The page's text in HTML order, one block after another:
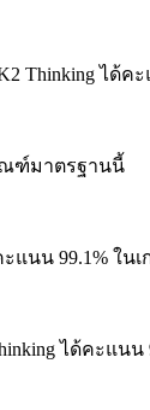
Thinking ได้
ณฑ์มาตรฐานนี้
ะแนน 99.1% ใ
ได้คะแน